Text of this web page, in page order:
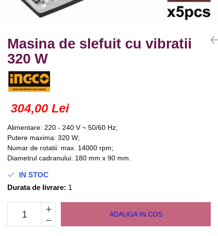
Scule pentru instalatii
Instrumete masura/accesorii
Burghie si truse burghie
Discuri
Pile si raspile
Alte unelte si accesorii
Electrice
Motoare universale
Unelte casa
Unelte gradina
Masina de slefuit cu vibratii
320 W
304,00 Lei
Alimentare: 220 - 240 V ~ 50/60 Hz;
Putere maxima: 320 W;
Numar de rotatii: max. 14000 rpm;
Diametrul cadranului: 180 mm x 90 mm.
IN STOC
Durata de livrare: 1
ADAUGA IN COS